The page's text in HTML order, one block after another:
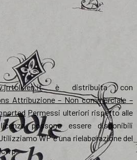
è distribuita con
Attribuzione – Non commerciale –
Permessi ulteriori rispetto alle
possono essere disponibili
WP e una rielaborazione del